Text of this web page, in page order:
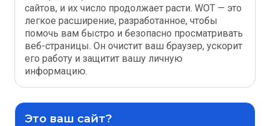
сайтов, и их число продолжает расти. WOT — это
легкое расширение, разработанное, чтобы
помочь вам быстро и безопасно просматривать
веб-страницы. Он очистит ваш браузер, ускорит
его работу и защитит вашу личную
информацию.
Это ваш сайт?